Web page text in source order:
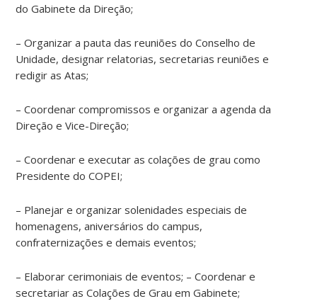
do Gabinete da Direção;
– Organizar a pauta das reuniões do Conselho de
Unidade, designar relatorias, secretarias reuniões e
redigir as Atas;
– Coordenar compromissos e organizar a agenda da
Direção e Vice-Direção;
– Coordenar e executar as colações de grau como
Presidente do COPEI;
– Planejar e organizar solenidades especiais de
homenagens, aniversários do campus,
confraternizações e demais eventos;
– Elaborar cerimoniais de eventos; – Coordenar e
secretariar as Colações de Grau em Gabinete;